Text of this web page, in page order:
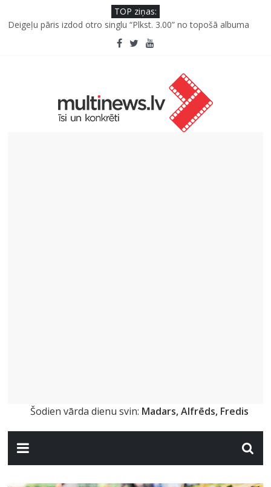
TOP ziņas:
“Virši” neto peļņa pirmajā pusgadā sasniedz 4,2 miljonus eiro
Deigeļu pāris izdod otro singlu “Plkst. 3.00” no topošā albuma
Iniciatīvā “Daru labu dabai” aicina palīdzēt atjaunot Jašas upes
Ko kaķa deguns var un nevar pastāstīt par viņa veselību?
Šodien vārda dienu svin: Madars, Alfrēds, Fredis